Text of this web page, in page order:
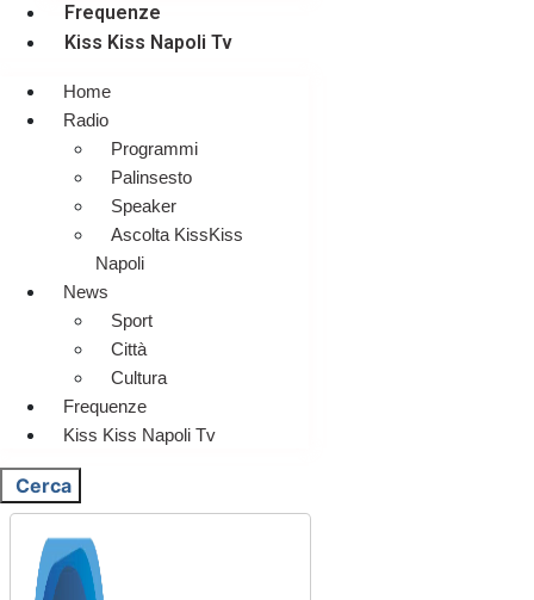
Frequenze
Kiss Kiss Napoli Tv
Home
Radio
Programmi
Palinsesto
Speaker
Ascolta KissKiss
Napoli
News
Sport
Città
Cultura
Frequenze
Kiss Kiss Napoli Tv
Cerca